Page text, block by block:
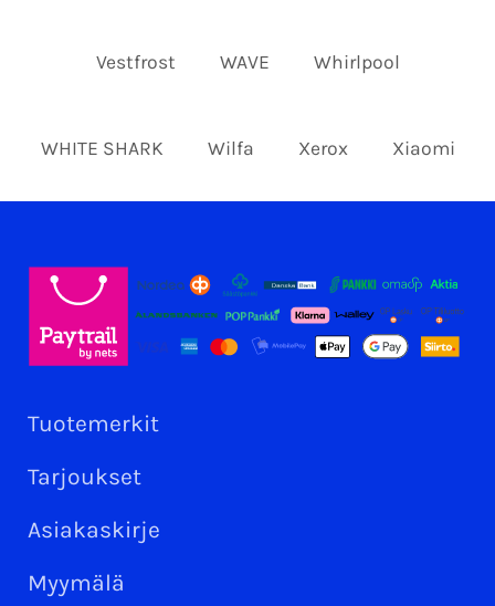
Vestfrost WAVE Whirlpool
WHITE SHARK Wilfa Xerox Xiaomi
Tuotemerkit
Tarjoukset
Asiakaskirje
Myymälä